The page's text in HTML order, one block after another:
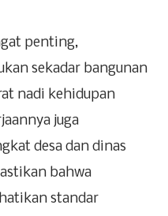
penting,
sekadar bangunan
nadi kehidupan
juga
desa dan dinas
bahwa
standar